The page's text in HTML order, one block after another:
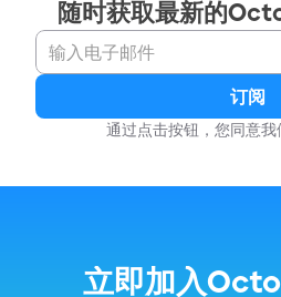
随时获取最新的
订阅
通过点击按钮，您同意我
立即加入